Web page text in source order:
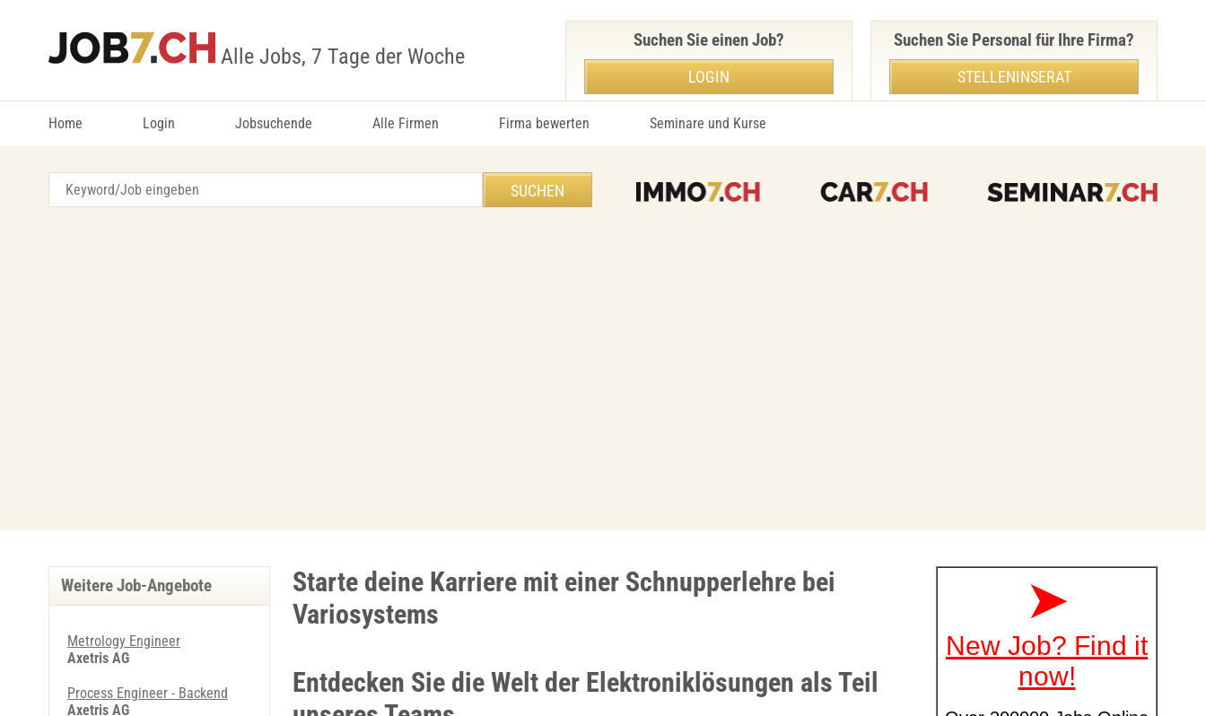
Alle Jobs, 7 Tage der Woche
Home Login Jobsuchende Alle Firmen Firma bewerten Seminare und Kurse
Suchen Sie einen Job?
LOGIN
Suchen Sie Personal für Ihre Firma?
STELLENINSERAT
Starte deine Karriere mit einer Schnupperlehre bei
Variosystems
Entdecken Sie die Welt der Elektroniklösungen als Teil
Weitere Job-Angebote
Metrology Engineer
Axetris AG
Process Engineer - Backend
Axetris AG